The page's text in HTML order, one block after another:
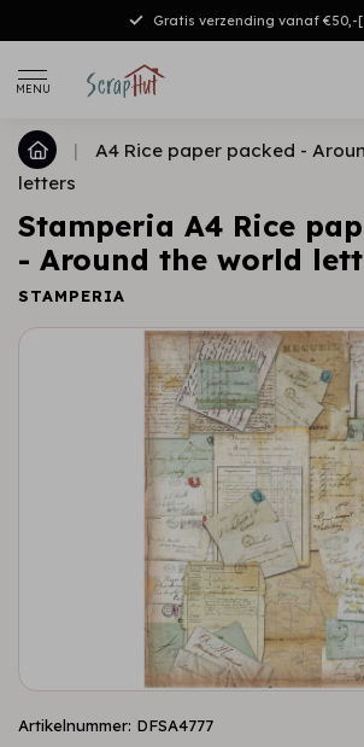
Gratis verzending vanaf €50,-
MENU
|
A4 Rice paper packed -
letters
Stamperia A4 Rice
- Around the world
STAMPERIA
Artikelnummer: DFSA4777